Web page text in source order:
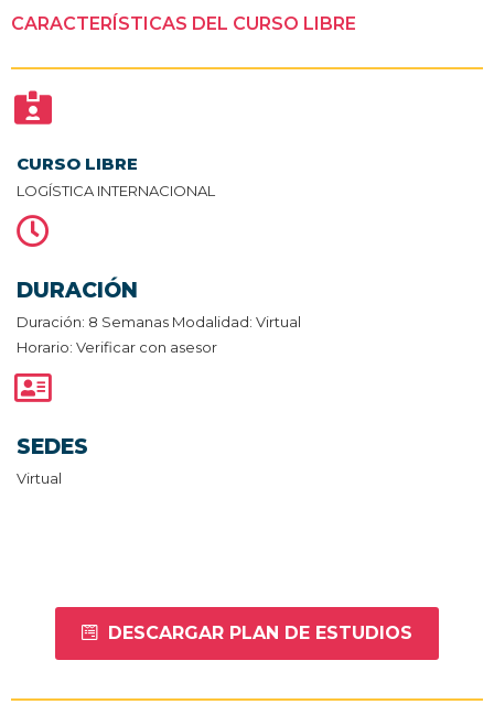
CARACTERÍSTICAS DEL CURSO LIBRE
CURSO LIBRE
LOGÍSTICA INTERNACIONAL
DURACIÓN
Duración: 8 Semanas Modalidad: Virtual
Horario: Verificar con asesor
SEDES
Virtual
DESCARGAR PLAN DE ESTUDIOS